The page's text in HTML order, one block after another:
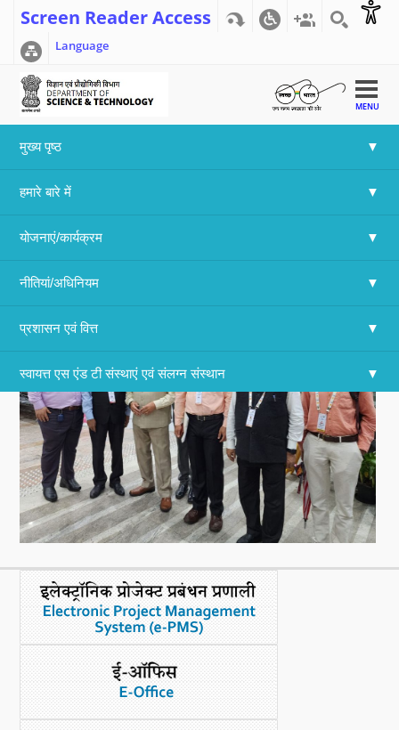
Screen Reader Access
Language
MENU
मुख्य पृष्ठ
हमारे बारे में
योजनाएं/कार्यक्रम
नीतियां/अधिनियम
प्रशासन एवं वित्त
स्वायत्त एस एंड टी संस्थाएं एवं संलग्न संस्थान
नया क्या है
डीएसटी डैशबोर्ड
Home>>